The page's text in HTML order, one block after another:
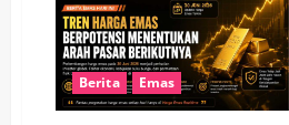
Hari
Ini
1
Juli
2026
Mengungkap
Peluang
Baru
Berita Emas